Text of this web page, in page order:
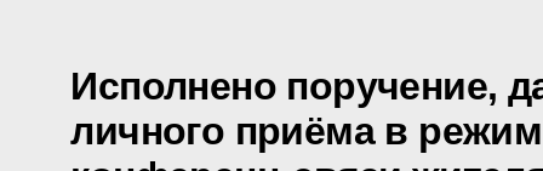
Исполнено поручение,
личного приёма в